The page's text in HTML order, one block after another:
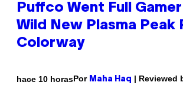
Puffco Went Full
Wild New Plasma Peak
Colorway
hace 10 horasPor Maha Haq | Reviewed